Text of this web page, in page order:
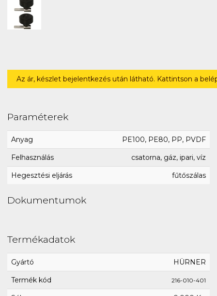
Az ár, készlet bejelentkezés után látható. Kattintson a
Paraméterek
Anyag PE100, PE80, PP, PVDF
Felhasználás csatorna, gáz, ipari, víz
Hegesztési eljárás fűtőszálas
Dokumentumok
Termékadatok
Gyártó HÜRNER
Termék kód 216-010-401